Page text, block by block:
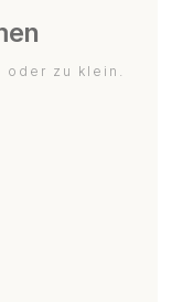
zu klein.